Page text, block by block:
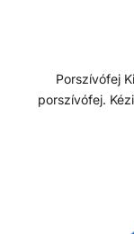
Porszívófej Kiváló minőségű, esztétikus kék-fehér
porszívófej. Kézi medenceporszívó tartozék a hatékony